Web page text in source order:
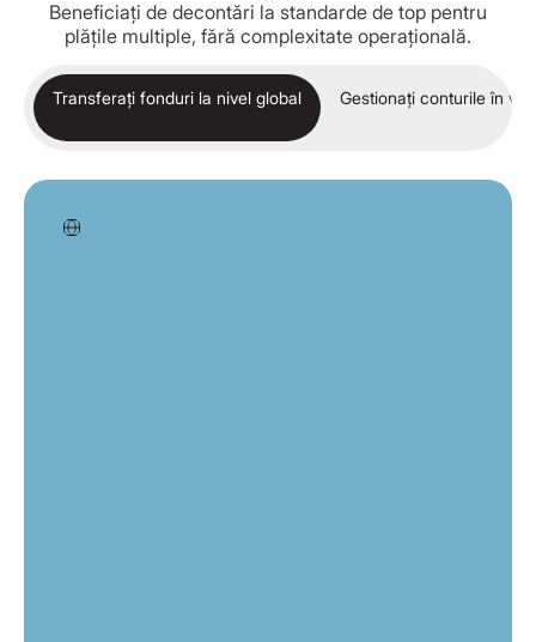
Beneficiați de decontări la standarde de top pentru
plățile multiple, fără complexitate operațională.
Transferați fonduri la nivel global Gestionați conturile în